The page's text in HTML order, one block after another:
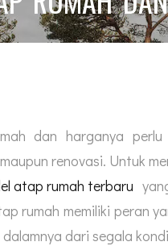
dan harganya perlu
renovasi. Untuk
atap rumah terbaru
rumah memiliki peran
dari segala